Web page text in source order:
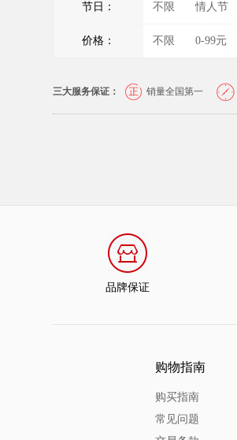
节日： 不限 情人节
价格： 不限 0-99元
三大服务保证： 销量全国第一
品牌保证
购物指南
购买指南
常见问题